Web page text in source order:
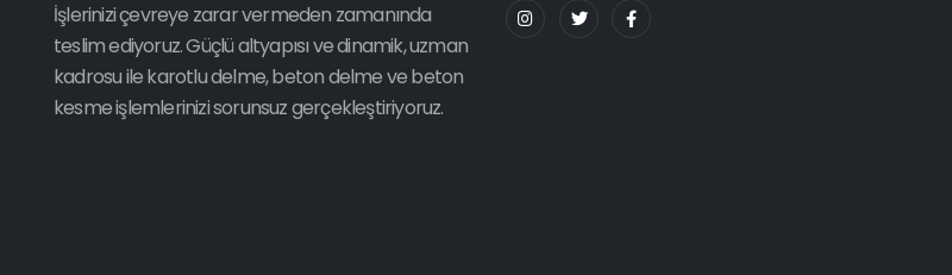
İşlerinizi çevreye zarar vermeden zamanında
teslim ediyoruz. Güçlü altyapısı ve dinamik, uzman
kadrosu ile karotlu delme, beton delme ve beton
kesme işlemlerinizi sorunsuz gerçekleştiriyoruz.